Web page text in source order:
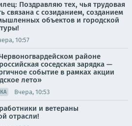
Поздравляю тех, чья трудовая
связана с созиданием, созданием
объектов и городской
10:57
районе
соседская зарядка —
событие в рамках акции
лето»
Вчера, 10:53
и ветераны
отрасли!